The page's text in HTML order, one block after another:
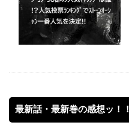
最新話・最新巻の感想ッ！！